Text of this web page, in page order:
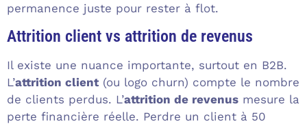
permanence juste pour rester à flot.
Attrition client vs attrition de revenus
Il existe une nuance importante, surtout en B2B.
L’attrition client (ou logo churn) compte le nombre
de clients perdus. L’attrition de revenus mesure la
perte financière réelle. Perdre un client à 50